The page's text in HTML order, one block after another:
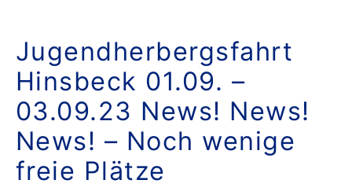
Suche
nach:
Jugendherbergsfahrt
Hinsbeck 01.09. –
03.09.23 News! News!
News! – Noch wenige
freie Plätze